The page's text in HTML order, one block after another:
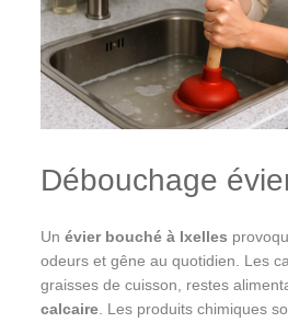
Débouchage
Unévier bouché à Ixelles
odeurs et gêne au quotidien. Les
graisses de cuisson, restes
calcaire. Les produits chimiques